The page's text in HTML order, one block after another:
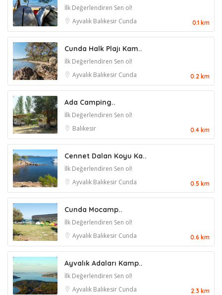
İlk Değerlendiren Sen ol!
Ayvalık Balıkesir Cunda 0.1 km
Cunda Halk Plajı Kam..
İlk Değerlendiren Sen ol!
Ayvalık Balıkesir Cunda 0.2 km
Ada Camping..
İlk Değerlendiren Sen ol!
Balıkesir
0.4 km
Cennet Dalan Koyu Ka..
İlk Değerlendiren Sen ol!
Ayvalık Balıkesir Cunda 0.5 km
Cunda Mocamp..
İlk Değerlendiren Sen ol!
Ayvalık Balıkesir Cunda 0.6 km
Ayvalık Adaları Kamp..
İlk Değerlendiren Sen ol!
Ayvalık Balıkesir Cunda 2.3 km